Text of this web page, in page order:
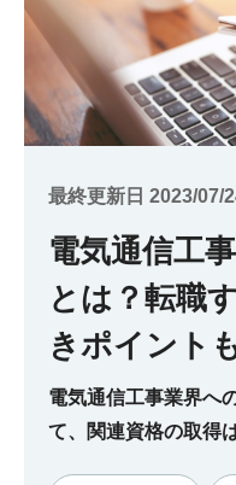
最終更新日 2023/07/
電気通信工
とは？転職
きポイント
電気通信工事業界へ
て、関連資格の取得